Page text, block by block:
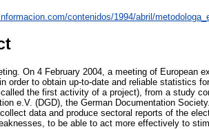
contenidos/1994/abril/
On 4 February 2004, a meeting of European
order to obtain up-to-date and reliable statistics
the first activity of a project), from a study
e.V. (DGD), the German Documentation
data and produce sectoral reports of the
to be able to act more effectively to